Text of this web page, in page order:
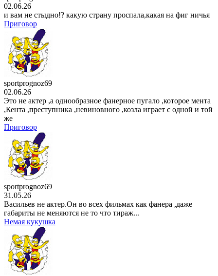
3 серия
23 . 07
аниме сериал
1 сезон
3 серия
22 . 07
аниме сериал
2 сезон
13 серия
21 . 07
аниме сериал
отомстить: Я разрушу
1 сезон
3 серия
21 . 07
мультсериалЦарь горы
15 сезон
10 серия
20 . 07
аниме сериал
3 сезон
13 серия
20 . 07
аниме сериалО моём перерождении в слизь
4 сезон
15 серия
19 . 07
мультсериалСимпсоны
37 сезон
17 серия
19 . 07
02.06.26
и вам не стыдно!? какую страну проспала,какая на фиг ничья
Приговор
sportprognoz69
02.06.26
Это не актер ,а однообразное фанерное пугало ,которое мента
,Кента ,преступника ,невиновного ,козла играет с одной и той
же
Приговор
sportprognoz69
31.05.26
Васильев не актер.Он во всех фильмах как фанера ,даже
габариты не меняются не то что тираж...
Немая кукушка